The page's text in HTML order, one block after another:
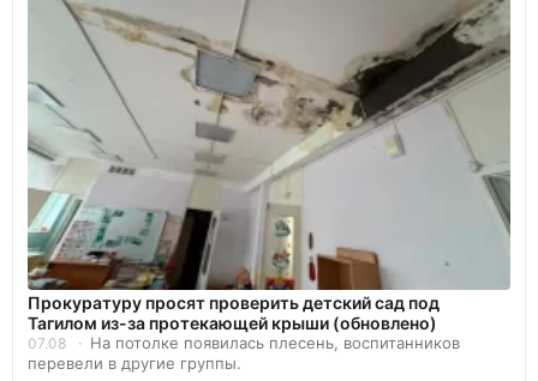
Прокуратуру просят проверить детский сад под
Тагилом из-за протекающей крыши (обновлено)
07.08
На потолке появилась плесень, воспитанников
перевели в другие группы.